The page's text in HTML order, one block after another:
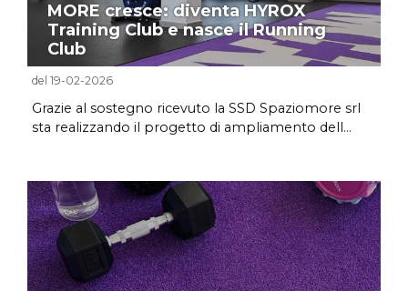
MORE cresce: diventa HYROX
Training Club e nasce il Running
Club
del 19-02-2026
Grazie al sostegno ricevuto la SSD Spaziomore srl
sta realizzando il progetto di ampliamento dell...